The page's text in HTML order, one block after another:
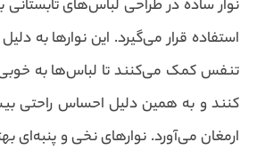
نوار ساده در طراحی لباس‌های
استفاده قرار می‌گیرد. این نوارها به
تنفس کمک می‌کنند تا لباس‌ها به
کنند و به همین دلیل احساس راحتی
ارمغان می‌آورد. نوارهای نخی و پنبه‌ای